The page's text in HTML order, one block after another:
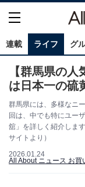
連載 ライフ グ
【群馬県の人
は日本一の硫
群馬県には、多様なニ
回は、中でも特にユー
舘」を詳しく紹介しま
サイトより）
2026.01.24
All About ニュース お買